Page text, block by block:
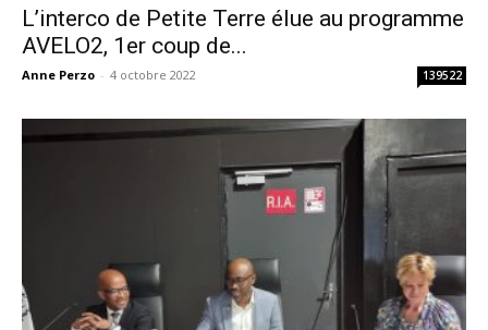
L’interco de Petite Terre élue au programme
AVELO2, 1er coup de...
Anne Perzo - 4 octobre 2022 139522